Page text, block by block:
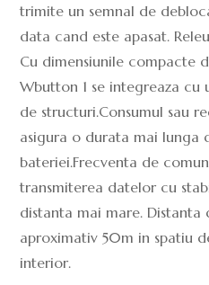
trimite un semnal de
data cand este apasat.
Cu dimensiunile compacte
Wbutton 1 se integreaza cu
de structuri.Consumul sau
asigura o durata mai lunga
bateriei.Frecventa de
transmiterea datelor cu
distanta mai mare.
aproximativ 50m in spatiu
interior.